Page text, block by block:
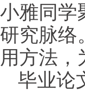
小雅同学
研究脉络
用方法，
毕业论